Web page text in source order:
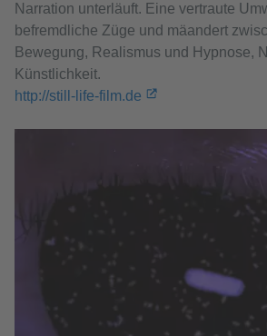
Narration unterläuft. Eine vertraute
befremdliche Züge und mäandert
Bewegung, Realismus und Hypnose,
Künstlichkeit.
http://still-life-film.de